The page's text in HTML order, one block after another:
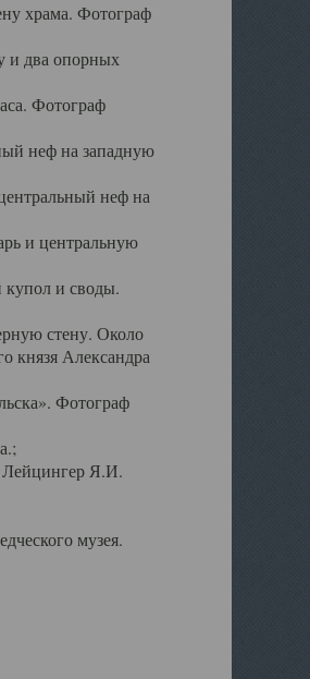
храма. Фотограф
и два опорных
Фотограф
неф на западную
неф на
и центральную
и своды.
стену. Около
князя Александра
Фотограф
Лейцингер Я.И.
музея.